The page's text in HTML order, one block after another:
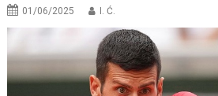
01/06/2025 I. Ć.